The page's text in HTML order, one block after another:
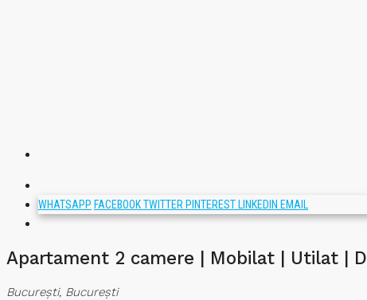
WHATSAPP FACEBOOKTWITTER PINTEREST LINKEDIN EMAIL
Apartament 2 camere | Mobilat | Utilat |
București, București